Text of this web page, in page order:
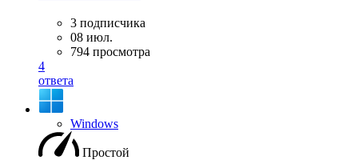
3 подписчика
08 июл.
794 просмотра
4
ответа
Windows
Простой